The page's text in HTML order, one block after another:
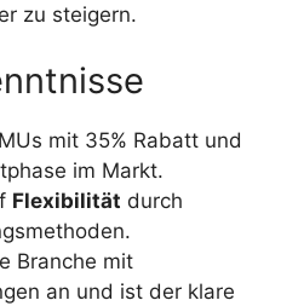
zu steigern.
mit 35% Rabatt und
im Markt.
Flexibilität durch
Branche mit
an und ist der klare